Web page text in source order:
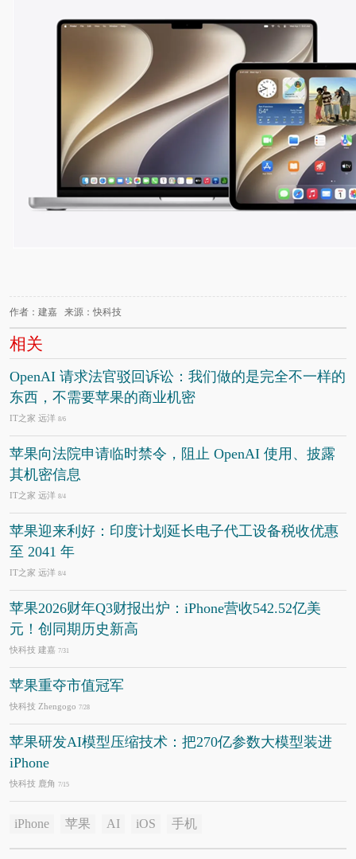
作者：建嘉 来源：快科技
相关
OpenAI 请求法官驳回诉讼：我们做的是完全不一样的
东西，不需要苹果的商业机密
IT之家 远洋 8/6
苹果向法院申请临时禁令，阻止 OpenAI 使用、披露
其机密信息
IT之家 远洋 8/4
苹果迎来利好：印度计划延长电子代工设备税收优惠
至 2041 年
IT之家 远洋 8/4
苹果2026财年Q3财报出炉：iPhone营收542.52亿美
元！创同期历史新高
快科技 建嘉 7/31
苹果重夺市值冠军
快科技 Zhengogo 7/28
苹果研发AI模型压缩技术：把270亿参数大模型装进
iPhone
快科技 鹿角 7/15
iPhone 苹果 AI iOS 手机